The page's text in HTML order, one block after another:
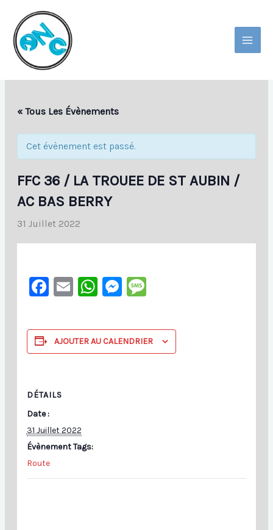
Contenu
MAIN
« Tous Les Évènements
Cet évènement est passé.
FFC 36 / LA TROUEE DE ST AUBIN /
AC BAS BERRY
31 Juillet 2022
Facebook
EmailWhatsApp
Messenger
Message
AJOUTER AU CALENDRIER
DÉTAILS
Date :
31 Juillet 2022
Évènement Tags:
Route